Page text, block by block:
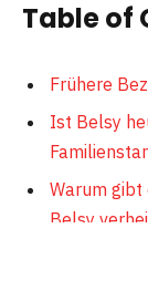
Table of
Frühere
Ist Belsy
Warum gibt
Belsy